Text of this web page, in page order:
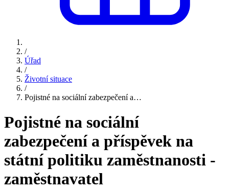
/
Úřad
/
Životní situace
/
Pojistné na sociální zabezpečení a…
Pojistné na sociální
zabezpečení a příspěvek na
státní politiku zaměstnanosti -
zaměstnavatel